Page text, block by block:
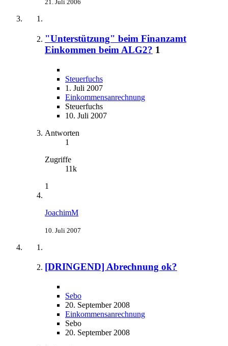
21. Juli 2006
"Unterstützung" beim Finanzamt
Einkommen beim ALG2? 1
Steuerfuchs
1. Juli 2007
Einkommensanrechnung
Steuerfuchs
10. Juli 2007
Antworten
1
Zugriffe
11k
1
JoachimM
10. Juli 2007
[DRINGEND] Abrechnung ok?
Sebo
20. September 2008
Einkommensanrechnung
Sebo
20. September 2008